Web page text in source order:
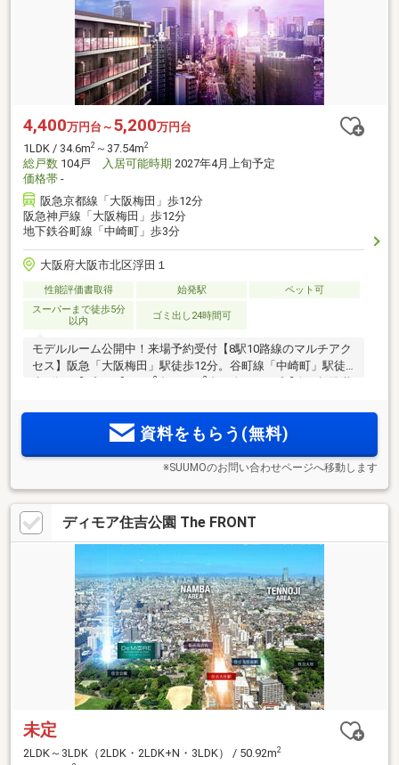
4,400万円台～ 5,200万円台
1LDK / 34.6m2 ～37.54m2
総戸数 104戸 入居可能時期 2027年4月上旬予定
価格帯 -
阪急京都線「大阪梅田」歩12分
阪急神戸線「大阪梅田」歩12分
地下鉄谷町線「中崎町」歩3分
大阪府大阪市北区浮田１
性能評価書取得 始発駅
ペット可
スーパーまで徒歩5分
以内
ゴミ出し24時間可
モデルルーム公開中！来場予約受付【8駅10路線のマルチアク
セス】阪急「大阪梅田」駅徒歩12分。谷町線「中崎町」駅徒
2 2
ス衣類乾燥機「乾太くん」。ホテルライクな内廊下設計も魅
資料をもらう(無料)
※SUUMOのお問い合わせページへ移動します
ディモア住吉公園 The FRONT
未定
2LDK～3LDK（2LDK・2LDK+N・3LDK） / 50.92m2